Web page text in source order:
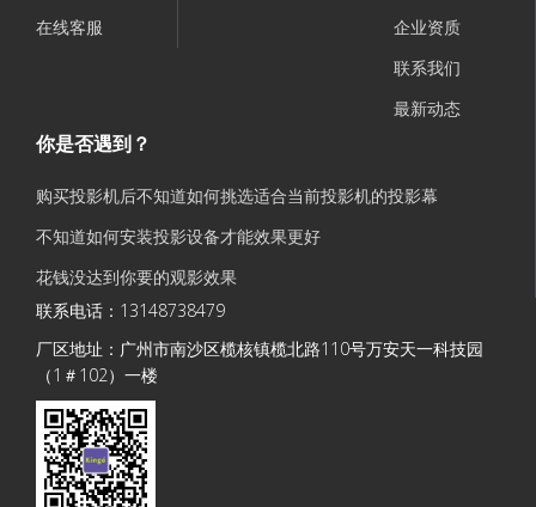
在线客服
企业资质
联系我们
最新动态
你是否遇到？
购买投影机后不知道如何挑选适合当前投影机的投影幕
不知道如何安装投影设备才能效果更好
花钱没达到你要的观影效果
联系电话：13148738479
厂区地址： 广州市南沙区榄核镇榄北路110号万安天一科技园
（1＃102）一楼